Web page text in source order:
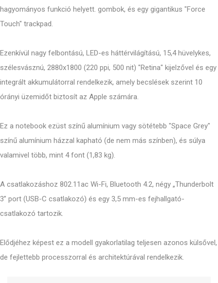
hagyományos funkció helyett. gombok, és egy gigantikus "Force
Touch" trackpad.
Ezenkívül nagy felbontású, LED-es háttérvilágítású, 15,4 hüvelykes,
szélesvásznú, 2880x1800 (220 ppi, 500 nit) "Retina" kijelzővel és egy
integrált akkumulátorral rendelkezik, amely becslések szerint 10
órányi üzemidőt biztosít az Apple számára.
Ez a notebook ezüst színű alumínium vagy sötétebb "Space Grey"
színű alumínium házzal kapható (de nem más színben), és súlya
valamivel több, mint 4 font (1,83 kg).
A csatlakozáshoz 802.11ac Wi-Fi, Bluetooth 4.2, négy „Thunderbolt
3” port (USB-C csatlakozó) és egy 3,5 mm-es fejhallgató-
csatlakozó tartozik.
Elődjéhez képest ez a modell gyakorlatilag teljesen azonos külsővel,
de fejlettebb processzorral és architektúrával rendelkezik.